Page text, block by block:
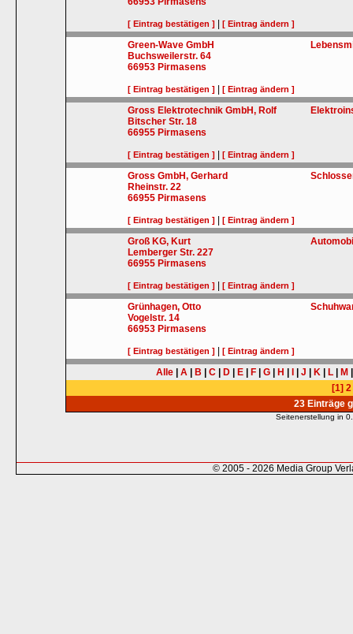
[ Eintrag bestätigen ] |[ Eintrag ändern ]
Green-Wave GmbH
Buchsweilerstr. 64
66953 Pirmasens
[ Eintrag bestätigen ] |[ Eintrag ändern ]
Gross Elektrotechnik GmbH, Rolf
Bitscher Str. 18
66955 Pirmasens
[ Eintrag bestätigen ] |[ Eintrag ändern ]
Gross GmbH, Gerhard
Rheinstr. 22
66955 Pirmasens
[ Eintrag bestätigen ] |[ Eintrag ändern ]
Groß KG, Kurt
Lemberger Str. 227
66955 Pirmasens
[ Eintrag bestätigen ] |[ Eintrag ändern ]
Grünhagen, Otto
Vogelstr. 14
66953 Pirmasens
[ Eintrag bestätigen ] |[ Eintrag ändern ]
Alle A B C D E F G H J K L M
[1] 2
23 Einträge
Seitenerstellung in
© 2005 - 2026 Media Group